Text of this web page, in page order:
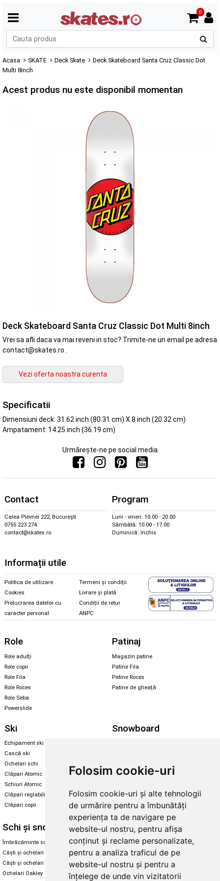
Folosim cookie-uri
Folosim cookie-uri și alte tehnologii
de urmărire pentru a îmbunătăți
experiența ta de navigare pe
website-ul nostru, pentru afișa
conținut și reclame personalizate,
pentru a analiza traficul de pe
website-ul nostru și pentru a
înțelege de unde vin vizitatorii
0
Acasa SKATE Deck Skate
Deck Skateboard Santa Cruz Classic Dot
Multi 8inch
Acest produs nu este disponibil momentan
Deck Skateboard Santa Cruz Classic Dot Multi 8inch
Vrei sa afli daca va mai reveni in stoc? Trimite-ne un email pe adresa
contact@skates.ro .
Specificatii
Dimensiuni deck: 31.62 inch (80.31 cm) X 8 inch (20.32 cm)
Ampatament: 14.25 inch (36.19 cm)
Urmărește-ne pe social media
Contact
Calea Plevnei 222, București
0755 223 274
contact@skates.ro
Program
Luni - vineri: 10.00 - 20.00
Sâmbătă: 10.00 - 17.00
Duminică: închis
Informații utile
Politica de utilizare
Cookies
Prelucrarea datelor cu
caracter personal
Termeni și condiții
Livrare și plată
Condiții de retur
ANPC
Role
Role adulți
Role copii
Role Fila
Role Roces
Role Seba
Powerslide
Patinaj
Magazin patine
Patine Fila
Patine Roces
Patine de gheață
Ski
Echipament ski
Cască ski
Ochelari schi
Clăpari Atomic
Schiuri Atomic
Clăpari reglabili
Clăpari copii
Snowboard
Santa Cruz
Enuff Skateboards
Schi și snowboard
Îmbrăcăminte schi și snowboard
Căști și ochelari de iarnă
Căști și ochelari Alpina
Ochelari Oakley
Diverse
Cum aleg rolele
Cum aleg ochelarii
Ochelari de soare Oakley
Ochelari de soare Alpina